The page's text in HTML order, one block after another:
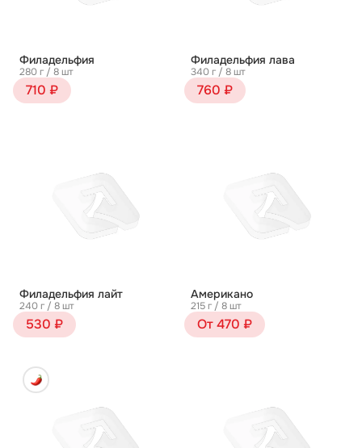
Филадельфия
280 г / 8 шт
710 ₽
Филадельфия лава
340 г / 8 шт
760 ₽
Филадельфия лайт
240 г / 8 шт
530 ₽
Американо
215 г / 8 шт
От 470 ₽